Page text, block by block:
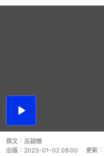
播
撰文： 呂穎姍
出版： 2023-01-02 08:00 更新：